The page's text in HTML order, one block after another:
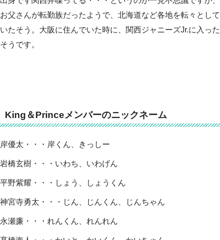
お父さんが転勤族だったようで、北海道など各地を転々として
いたそう。大阪に住んでいた時に、関西ジャニーズJr.に入った
そうです。
King＆Princeメンバーのニックネーム
岸優太・・・岸くん、きっしー
岩橋玄樹・・・いわち、いわげん
平野紫耀・・・しょう、しょうくん
神宮寺勇太・・・じん、じんくん、じんちゃん
永瀬廉・・・れんくん、れんれん